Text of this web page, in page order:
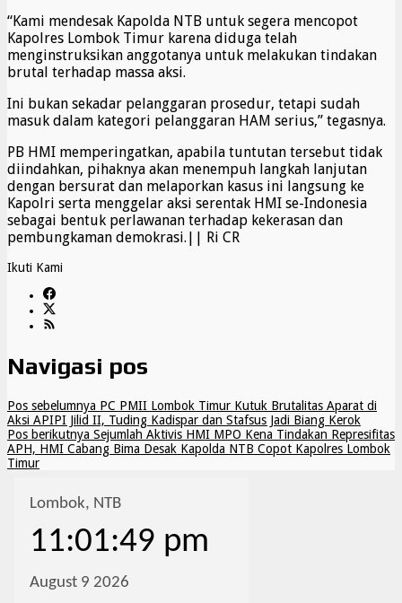
“Kami mendesak Kapolda NTB untuk segera mencopot
Kapolres Lombok Timur karena diduga telah
menginstruksikan anggotanya untuk melakukan tindakan
brutal terhadap massa aksi.
Ini bukan sekadar pelanggaran prosedur, tetapi sudah
masuk dalam kategori pelanggaran HAM serius,” tegasnya.
PB HMI memperingatkan, apabila tuntutan tersebut tidak
diindahkan, pihaknya akan menempuh langkah lanjutan
dengan bersurat dan melaporkan kasus ini langsung ke
Kapolri serta menggelar aksi serentak HMI se-Indonesia
sebagai bentuk perlawanan terhadap kekerasan dan
pembungkaman demokrasi.|| Ri CR
Ikuti Kami
Navigasi pos
Pos sebelumnya PC PMII Lombok Timur Kutuk Brutalitas Aparat di
Aksi APIPI Jilid II, Tuding Kadispar dan Stafsus Jadi Biang Kerok
Pos berikutnya Sejumlah Aktivis HMI MPO Kena Tindakan Represifitas
APH, HMI Cabang Bima Desak Kapolda NTB Copot Kapolres Lombok
Timur